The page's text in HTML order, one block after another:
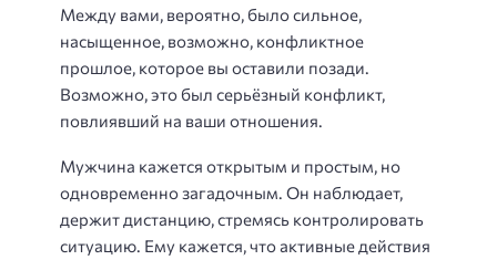
Между вами, вероятно, было сильное,
насыщенное, возможно, конфликтное
прошлое, которое вы оставили позади.
Возможно, это был серьёзный конфликт,
повлиявший на ваши отношения.
Мужчина кажется открытым и простым, но
одновременно загадочным. Он наблюдает,
держит дистанцию, стремясь контролировать
ситуацию. Ему кажется, что активные действия